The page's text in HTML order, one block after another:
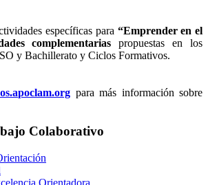
específicas para “Emprender en el
complementarias propuestas en los
y Bachillerato y Ciclos Formativos.
para más información sobre
Colaborativo